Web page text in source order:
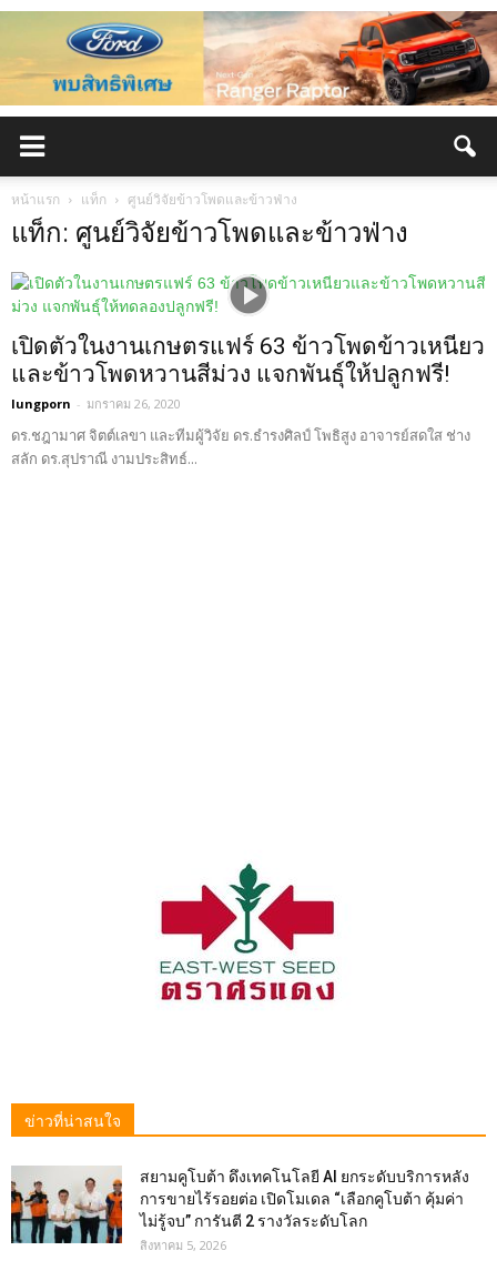
หน้าแรก แท็ก ศูนย์วิจัยข้าวโพดและข้าวฟ่าง
แท็ก: ศูนย์วิจัยข้าวโพดและข้าวฟ่าง
เปิดตัวในงานเกษตรแฟร์ 63 ข้าวโพดข้าวเหนียว
และข้าวโพดหวานสีม่วง แจกพันธุ์ให้ปลูกฟรี!
lungporn - มกราคม 26, 2020
ดร.ชฎามาศ จิตต์เลขา และทีมผู้วิจัย ดร.ธำรงศิลป์ โพธิสูง อาจารย์สดใส ช่าง
สลัก ดร.สุปราณี งามประสิทธ์...
ข่าวที่น่าสนใจ
สยามคูโบต้า ดึงเทคโนโลยี AI ยกระดับบริการหลัง
การขายไร้รอยต่อ เปิดโมเดล “เลือกคูโบต้า คุ้มค่า
ไม่รู้จบ” การันตี 2 รางวัลระดับโลก
สิงหาคม 5, 2026